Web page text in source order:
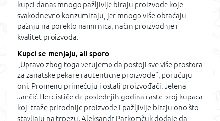
kupci danas mnogo pažljivije biraju proizvode koje
svakodnevno konzumiraju, jer mnogo više obraćaju
pažnju na poreklo namirnica, način proizvodnje i
kvalitet proizvoda.
Kupci se menjaju, ali sporo
„Upravo zbog toga verujemo da postoji sve više prostora
za zanatske pekare i autentične proizvode”, poručuju
oni. Promenu primećuju i ostali proizvođači. Jelena
Jančić Herc ističe da poslednjih godina raste broj kupaca
koji traže prirodnije proizvode i pažljivije biraju ono što
stavljaju na trpezu. Aleksandr Parkomčuk dodaje da